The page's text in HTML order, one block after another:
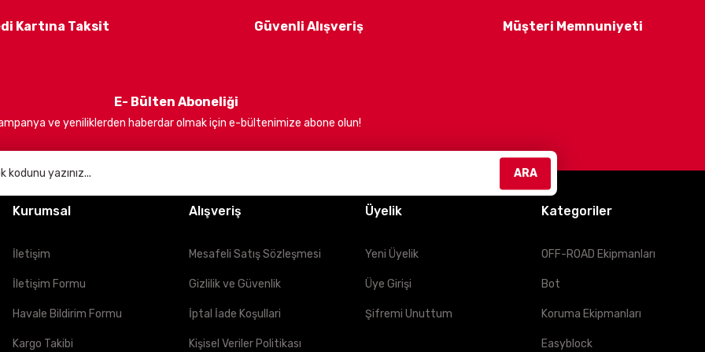
etki yaratmayı ve kullanıcılarımıza daima en iyi hizmeti sunmayı hedefliyoruz. Güvenli, konforlu ve şık sürüşler için bizimle
Kartına Taksit Güvenli Alışveriş Müşteri Memnuniyeti
E- Bülten Aboneliği
ve yeniliklerden haberdar olmak için e-bültenimize abone olun!
ARA
Kurumsal
İletişim
İletişim Formu
Havale Bildirim Formu
Kargo Takibi
Alışveriş
Mesafeli Satış Sözleşmesi
Gizlilik ve Güvenlik
İptal İade Koşullari
Kişisel Veriler Politikası
Üyelik
Yeni Üyelik
Üye Girişi
Şifremi Unuttum
Kategoriler
OFF-ROAD Ekipmanları
Bot
Koruma Ekipmanları
Easyblock